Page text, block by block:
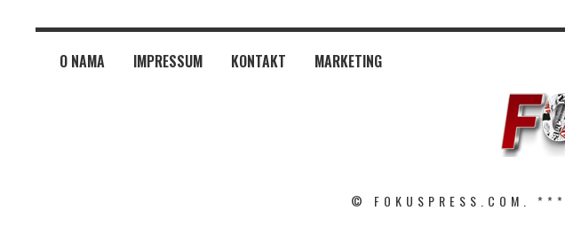
O NAMA IMPRESSUM KONTAKT MARKETING
© FOKUSPRESS.COM. ***